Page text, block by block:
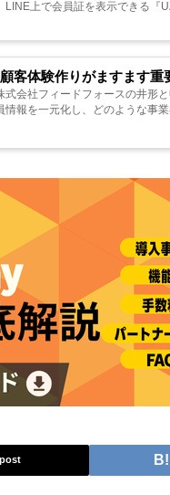
上で会員証を表示できる『
客体験作りがますます
式会社フィードフォースの井形
情報を一元化し、どのような事業
post